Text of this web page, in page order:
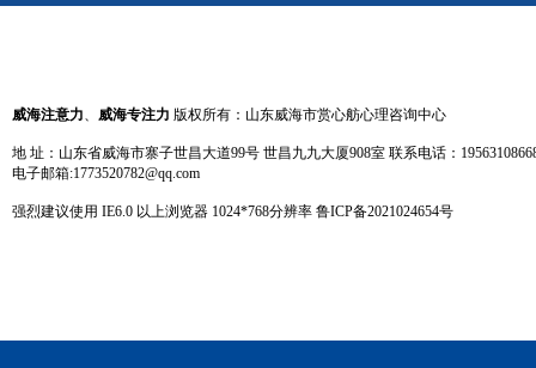
威海注意力、 威海专注力 版权所有：山东威海市赏心舫心理咨询中心
地 址：山东省威海市寨子世昌大道99号 世昌九九大厦908室 联系电话：
电子邮箱:1773520782@qq.com
强烈建议使用 IE6.0 以上浏览器 1024*768分辨率 鲁ICP备2021024654号